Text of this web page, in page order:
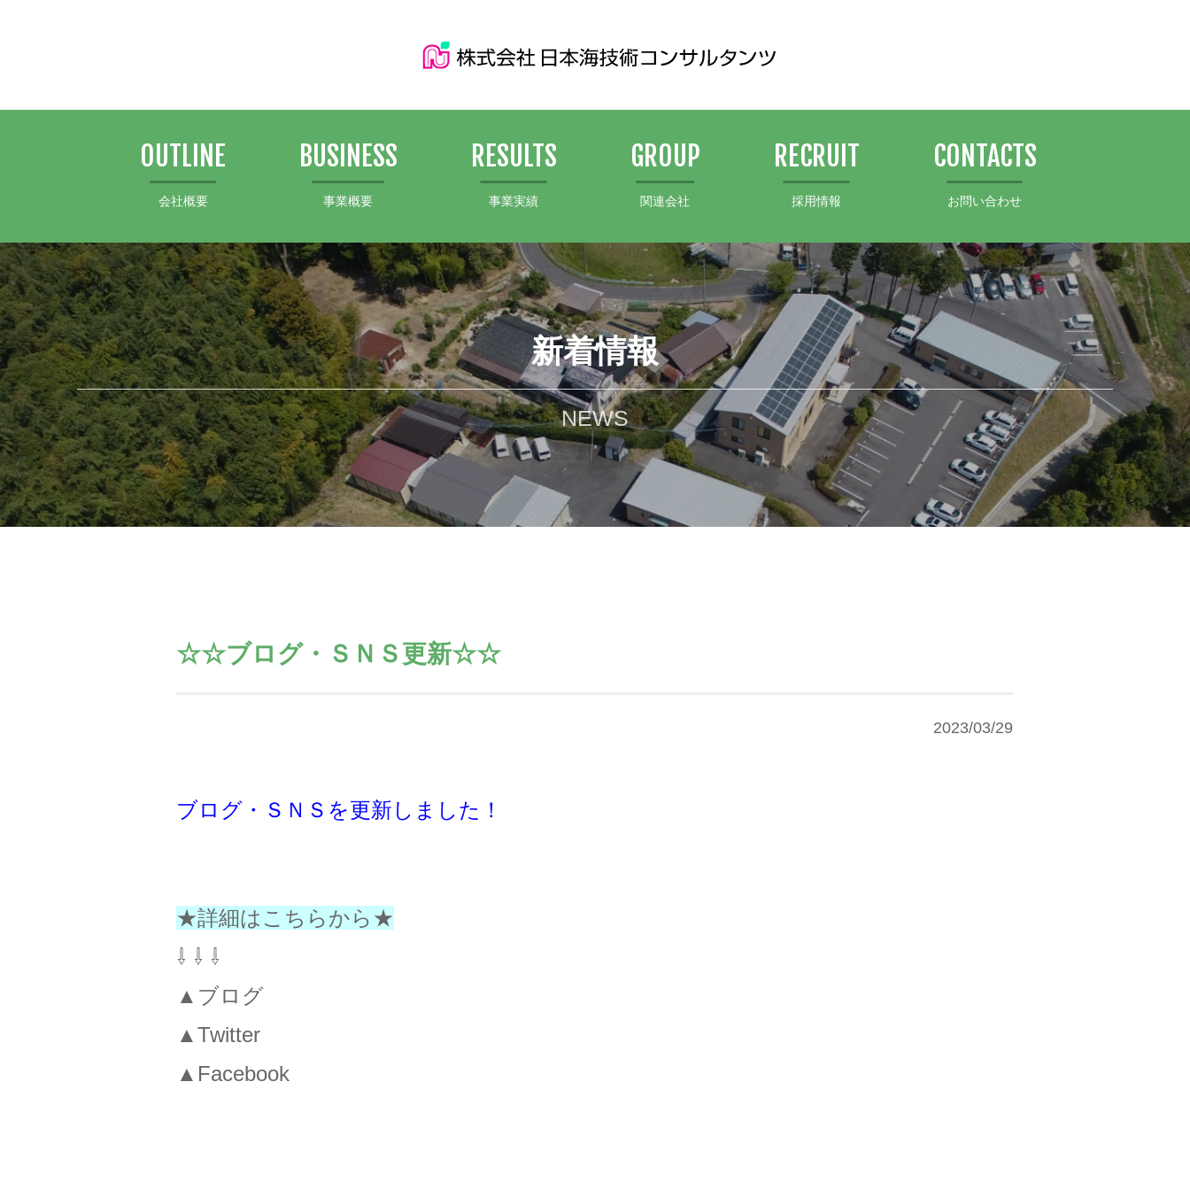
OUTLINE
会社概要
BUSINESS
事業概要
RESULTS
事業実績
GROUP
関連会社
RECRUIT
採用情報
CONTACTS
お問い合わせ
新着情報
NEWS
☆☆ブログ・ＳＮＳ更新☆☆
2023/03/29
ブログ・ＳＮＳを更新しました！
★詳細はこちらから★
⇩ ⇩ ⇩
▲ブログ
▲Twitter
▲Facebook